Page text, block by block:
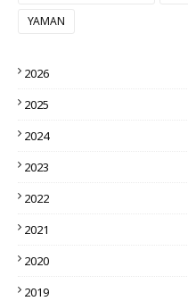
YAMAN
2026
2025
2024
2023
2022
2021
2020
2019